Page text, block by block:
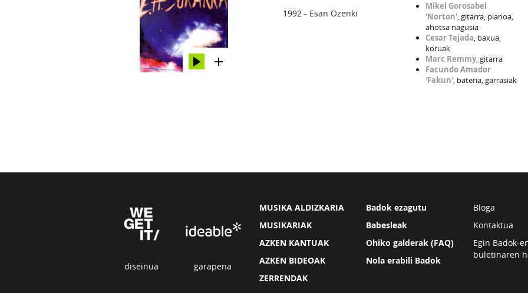
1992 - Esan Ozenki
Mikel Gorosabel
'Norton', gitarra, pianoa,
ahotsa nagusia
Cesar Tejada, baxua,
koruak
Marc Remmy, gitarra
Facundo Amador
'Fakun', bateria, garrasiak
diseinua garapena
MUSIKA ALDIZKARIA
MUSIKARIAK
AZKEN KANTUAK
AZKEN BIDEOAK
ZERRENDAK
Badok ezagutu
Babesleak
Ohiko galderak (FAQ)
Nola erabili Badok
Bloga
Kontaktua
Egin Badok-
buletinaren